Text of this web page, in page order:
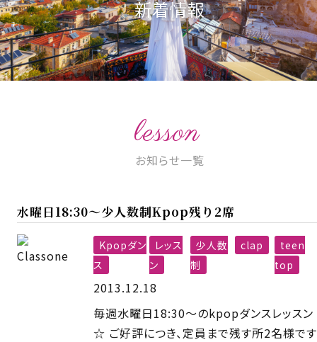
新着情報
lesson
お知らせ一覧
水曜日18:30〜少人数制Kpop残り2席
Kpopダン
ス
レッス
ン
少人数
制
clap
teen
top
2013.12.18
毎週水曜日18:30〜のkpopダンスレッスン
☆ ご好評につき、定員まで残す所2名様です